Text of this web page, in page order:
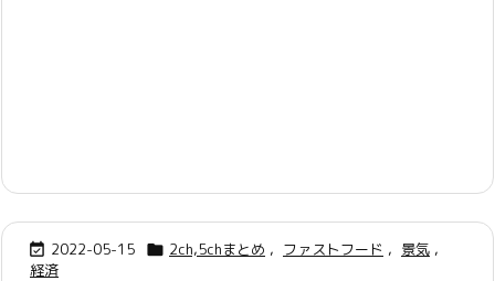
 2022-05-15  2ch,5chまとめ , ファストフード , 景気 ,
経済